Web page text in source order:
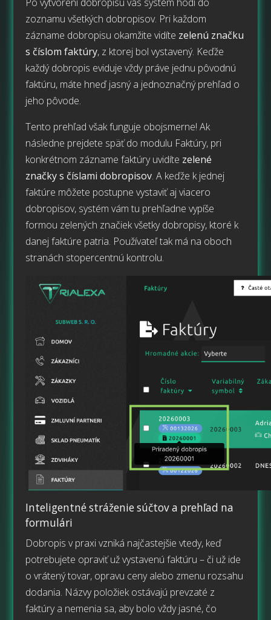
zoznamu všetkých dobropisov. Pri každom
zázname dobropisu okamžite vidíte zelenú značku
s číslom faktúry, z ktorej bol vystavený. Keďže
každý dobropis eviduje vždy práve jednu pôvodnú
faktúru, máte hneď jasný a jednoznačný prehľad o
jeho pôvode.
Tento prehľad však funguje obojsmerne! Ak
následne prejdete späť do modulu Faktúry, pri
konkrétnom zázname faktúry uvidíte zelené
značky s číslami dobropisov. A keďže k jednej
faktúre môžete postupne vystaviť aj viacero
dobropisov, systém vám tu prehľadne vypíše
formou zelených značiek všetky dobropisy, ktoré k
danej faktúre patria. Používateľ tak má na oboch
stranách stopercentnú kontrolu.
Inteligentné stráženie súčtov a prehľad na
formulári
Dobropis v praxi vzniká najčastejšie vtedy, keď
potrebujete opraviť už vystavenú faktúru – či už ide
o vrátený tovar, opravu ceny alebo zmenu rozsahu
dodania. Názvy položiek ostávajú prevzaté z
faktúry a nemenia sa, aby bolo vždy jasné, čo